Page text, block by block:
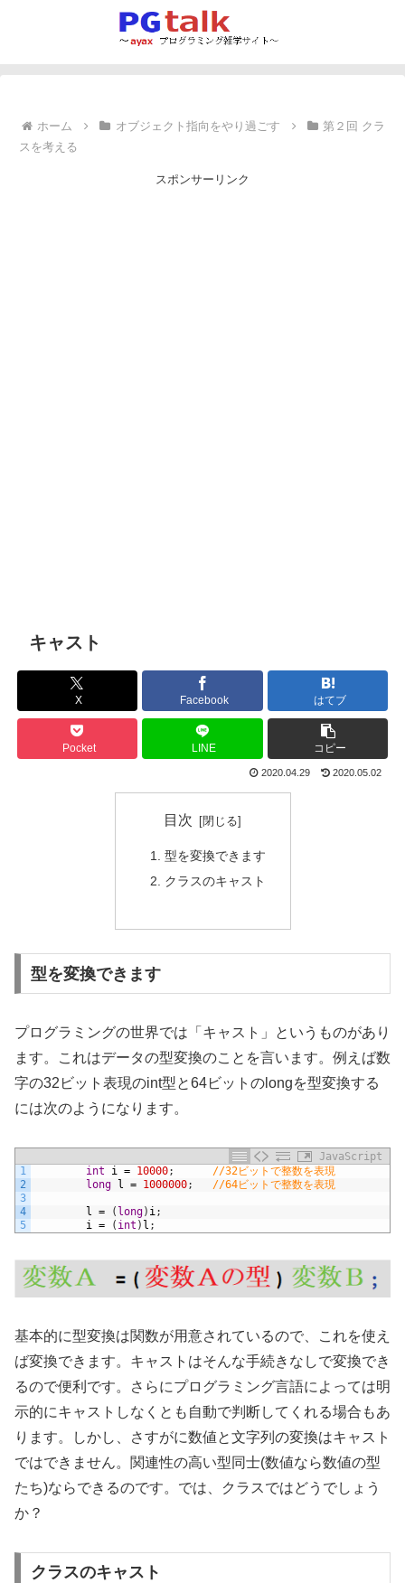
ホーム オブジェクト指向をやり過ごす
第２回 クラ
スを考える
スポンサーリンク
キャスト
X Facebook はてブ
Pocket LINE コピー
2020.04.29 2020.05.02
目次
型を変換できます
クラスのキャスト
型を変換できます
プログラミングの世界では「キャスト」というものがあり
ます。これはデータの型変換のことを言います。例えば数
字の32ビット表現のint型と64ビットのlongを型変換する
には次のようになります。
JavaScript
1
2
3
4
5
int i = 10000;
//32ビットで整数を表現
long
l = 1000000; //64ビットで整数を表現
l = ( long) i;
i = ( int ) l ;
基本的に型変換は関数が用意されているので、これを使え
ば変換できます。キャストはそんな手続きなしで変換でき
るので便利です。さらにプログラミング言語によっては明
示的にキャストしなくとも自動で判断してくれる場合もあ
ります。しかし、さすがに数値と文字列の変換はキャスト
ではできません。関連性の高い型同士(数値なら数値の型
たち)ならできるのです。では、クラスではどうでしょう
か？
クラスのキャスト